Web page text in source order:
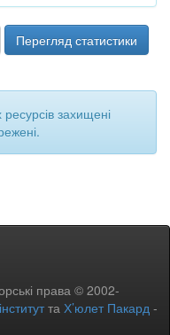
Перегляд статистики
ресурсів захищені
права © 2002-
та Х’юлет Пакард -